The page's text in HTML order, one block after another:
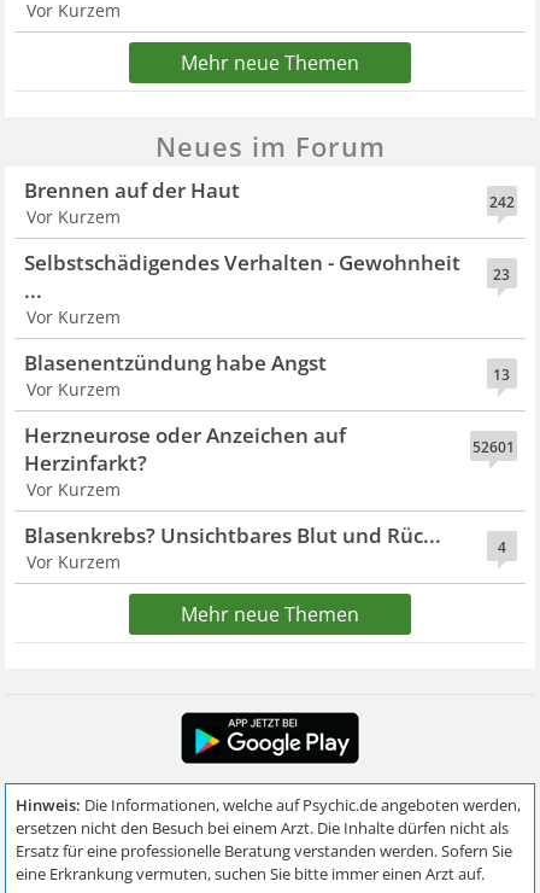
Vor Kurzem
Mehr neue Themen
Neues im Forum
242
Brennen auf der Haut
Vor Kurzem
23
Selbstschädigendes Verhalten - Gewohnheit
...
Vor Kurzem
13
Blasenentzündung habe Angst
Vor Kurzem
52601
Herzneurose oder Anzeichen auf
Herzinfarkt?
Vor Kurzem
4
Blasenkrebs? Unsichtbares Blut und Rüc...
Vor Kurzem
Mehr neue Themen